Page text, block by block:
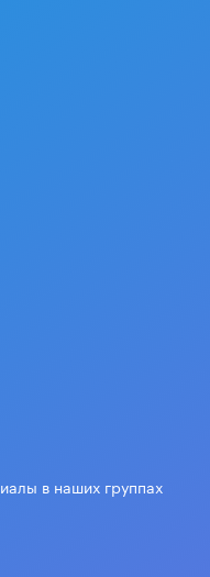
в наших группах